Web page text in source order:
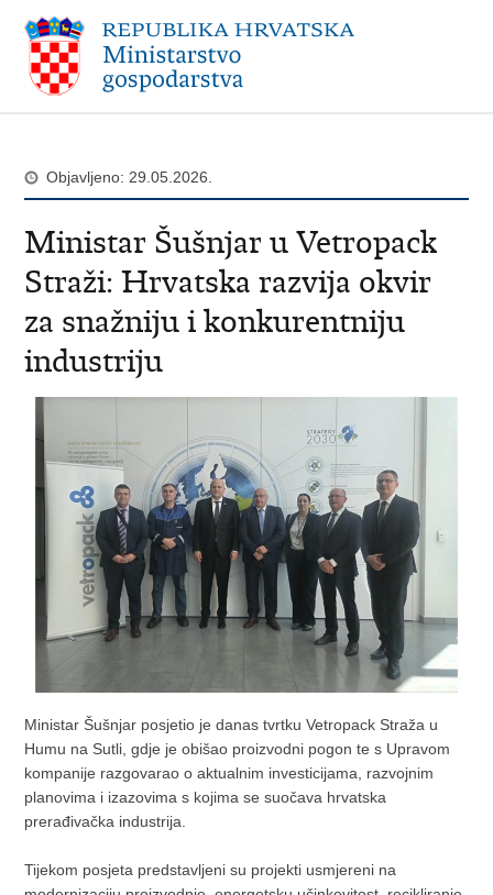
Objavljeno: 29.05.2026.
Ministar Šušnjar u Vetropack
Straži: Hrvatska razvija okvir
za snažniju i konkurentniju
industriju
Ministar Šušnjar posjetio je danas tvrtku Vetropack Straža u
Humu na Sutli, gdje je obišao proizvodni pogon te s Upravom
kompanije razgovarao o aktualnim investicijama, razvojnim
planovima i izazovima s kojima se suočava hrvatska
prerađivačka industrija.
Tijekom posjeta predstavljeni su projekti usmjereni na